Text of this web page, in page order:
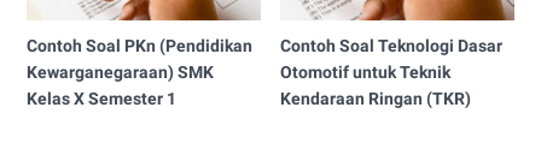
Contoh Soal PKn (Pendidikan
Kewarganegaraan) SMK
Kelas X Semester 1
Contoh Soal Teknologi Dasar
Otomotif untuk Teknik
Kendaraan Ringan (TKR)